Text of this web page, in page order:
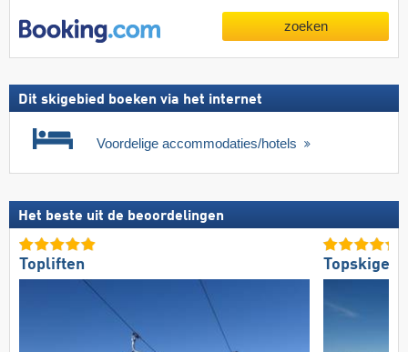
zoeken
Dit skigebied boeken via het internet
Voordelige accommodaties/hotels
Het beste uit de beoordelingen
Topliften